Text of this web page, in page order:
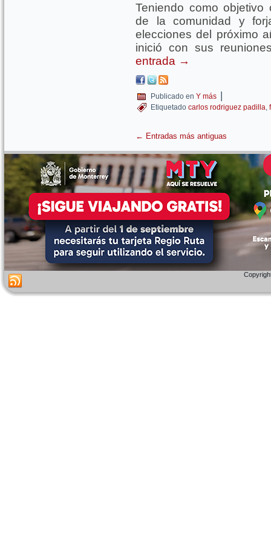
Teniendo como objetivo
de la comunidad y
elecciones del próximo
inició con sus
entrada →
Publicado en Y más |
Etiquetado carlos rodriguez padilla,
← Entradas más antiguas